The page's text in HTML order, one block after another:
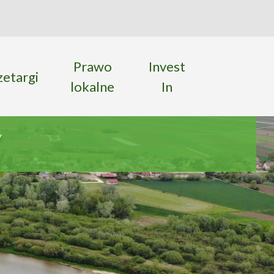
strony
Prawo
lokalne
Invest
In